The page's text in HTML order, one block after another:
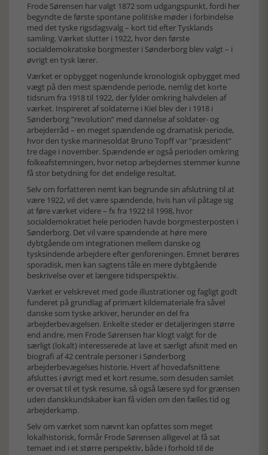
Frode Sørensen har valgt 1872 som udgangspunkt, fordi her
begyndte de første spontane politiske møder i forbindelse
med det tyske rigsdagsvalg – kort tid efter Tysklands
samling. Værket slutter i 1922, hvor den første
socialdemokratiske borgmester i Sønderborg blev valgt – i
øvrigt en tysk lærer.
Værket er opbygget nogenlunde kronologisk opbygget med
vægt på den mest spændende periode, nemlig det korte
tidsrum fra 1918 til 1922, der fylder omkring halvdelen af
værket. Inspireret af soldaterne i Kiel blev der i 1918 i
Sønderborg ”revolution” med dannelse af soldater- og
arbejderråd – en meget spændende og dramatisk periode,
hvor den tyske marinesoldat Bruno Topff var ”præsident”
tre dage i november. Spændende er også perioden omkring
folkeafstemningen, hvor netop arbejdernes stemmer kunne
få stor betydning for det endelige resultat.
Selv om forfatteren nemt kan begrunde sin afslutning til at
være 1922, vil det være spændende, hvis han vil påtage sig
at føre værket videre – fx fra 1922 til 1998, hvor
socialdemokratiet hele perioden havde borgmesterposten i
Sønderborg. Det vil være spændende at høre mere
dybtgående om integrationen mellem danske og
tysksindende arbejdere efter genforeningen. Emnet berøres
sporadisk, men kan sagtens tåle en mere dybtgående
beskrivelse over et længere tidsperspektiv.
Værket er velskrevet med gode illustrationer og fagligt godt
funderet på grundlag af primært kildemateriale fra såvel
danske som tyske arkiver, herunder en del fra
arbejderbevægelsen. Enkelte steder er detaljeringen større
end andre, men Frode Sørensen har klogt valgt for de
særligt (lokalt) interesserede at lave et særligt afsnit med en
biografi af 42 centrale personer i Sønderborg
arbejderbevægelses historie. Hvert af hovedafsnittene
afsluttes i øvrigt med et kort resume, som desuden samlet
er oversat til et tysk resume, så også læsere syd for grænsen
uden danskkundskaber kan få viden om den fælles tid og
arbejderkamp.
Selv om værket som nævnt kan opfattes som meget
lokalhistorisk, formår Frode Sørensen alligevel at få sat
temaet ind i et større perspektiv, både i forhold til de